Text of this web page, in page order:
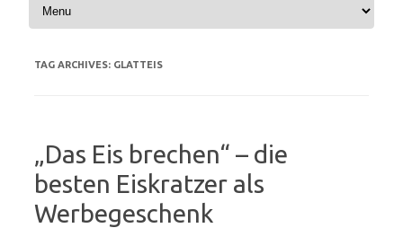
TAG ARCHIVES: GLATTEIS
„Das Eis brechen“ – die
besten Eiskratzer als
Werbegeschenk